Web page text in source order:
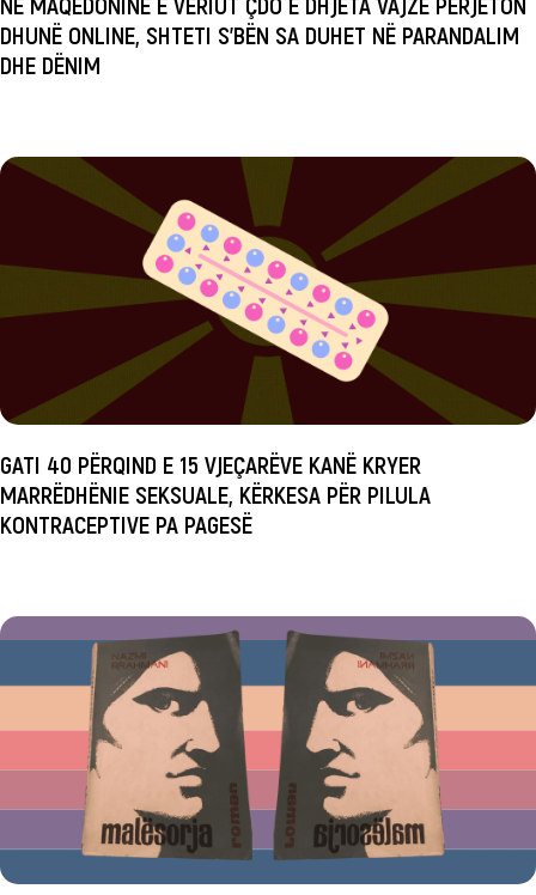
DHUNË ONLINE, SHTETI S’BËN SA DUHET NË PARANDALIM
DHE DËNIM
GATI 40 PËRQIND E 15 VJEÇARËVE KANË KRYER
MARRËDHËNIE SEKSUALE, KËRKESA PËR PILULA
KONTRACEPTIVE PA PAGESË